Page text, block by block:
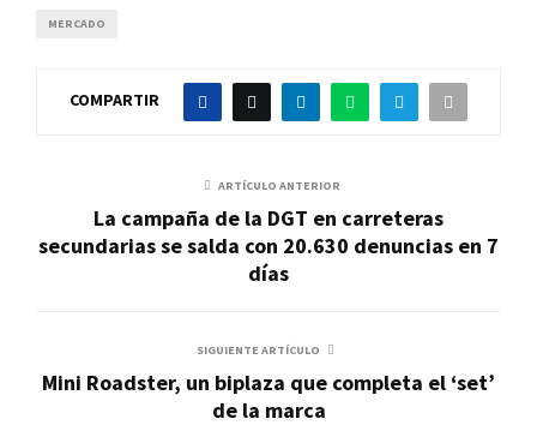
MERCADO
COMPARTIR
ARTÍCULO ANTERIOR
La campaña de la DGT en carreteras
secundarias se salda con 20.630 denuncias en 7
días
SIGUIENTE ARTÍCULO
Mini Roadster, un biplaza que completa el ‘set’
de la marca